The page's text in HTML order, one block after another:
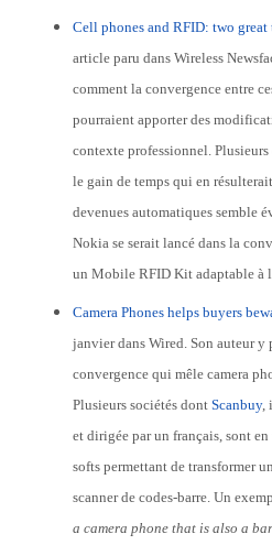
Cell phones and RFID: two great
article paru dans Wireless
comment la convergence entre
pourraient apporter des
contexte professionnel.
le gain de temps qui en
devenues automatiques semble
Nokia se serait lancé dans la
un Mobile RFID Kit adaptable à
Camera Phones helps buyers
janvier dans Wired. Son auteur y
convergence qui mêle camera
Plusieurs sociétés dont Scanbuy,
et dirigée par un français, sont
softs permettant de transformer
scanner de codes-barre. Un
a camera phone that is also a